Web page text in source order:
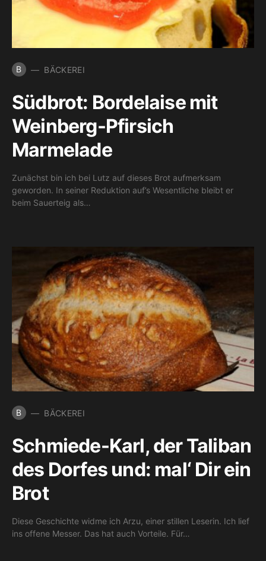
B BÄCKEREI
Südbrot: Bordelaise mit
Weinberg-Pfirsich
Marmelade
Zunächst bin ich bei Lutz auf dieses Brot aufmerksam
geworden. In seiner Reduktion auf’s Wesentliche bleibt er
beim Sauerteig als…
B BÄCKEREI
Schmiede-Karl, der Taliban
des Dorfes und: mal‘ Dir ein
Brot
Diese Geschichte widme ich Arzu, einer stillen Leserin. Ich lief
ins offene Messer. Das hat auch Vorteile. Für…